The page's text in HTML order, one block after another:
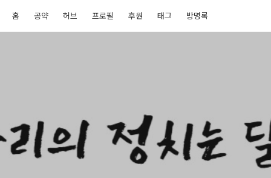
홈 공약 허브 프로필 후원 태그 방명록